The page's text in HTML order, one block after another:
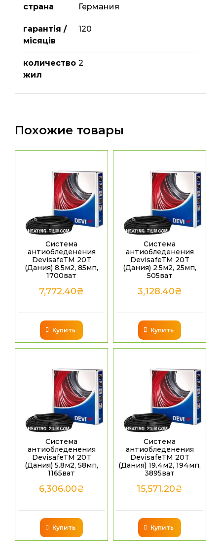
страна Германия
гарантія /
місяців
120
количество
жил
2
Похожие товары
Система
антиобледенения
DevisafeTM 20T
(Дания) 8.5м2, 85мп,
1700ват
7,772.40₴
Купить
Система
антиобледенения
DevisafeTM 20T
(Дания) 2.5м2, 25мп,
505ват
3,128.40₴
Купить
Система
антиобледенения
DevisafeTM 20T
(Дания) 5.8м2, 58мп,
1165ват
6,306.00₴
Купить
Система
антиобледенения
DevisafeTM 20T
(Дания) 19.4м2, 194мп,
3895ват
15,571.20₴
Купить